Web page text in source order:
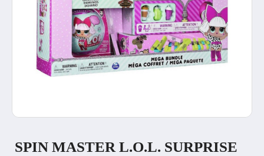
SPIN MASTER L.O.L. SURPRISE